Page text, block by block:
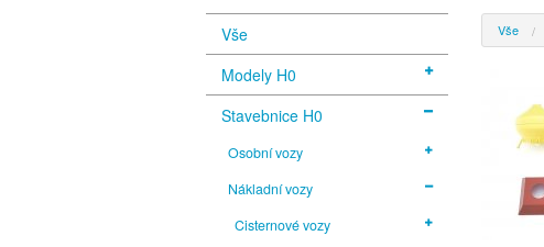
Vše
Modely H0
Stavebnice H0
Osobní vozy
Nákladní vozy
Cisternové vozy
Vše